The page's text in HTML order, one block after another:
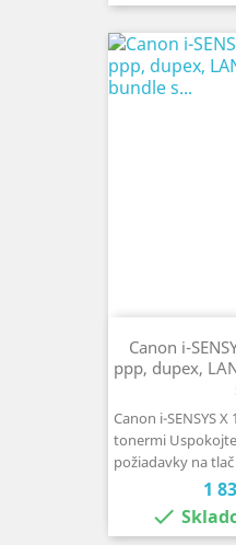
Canon i-
ppp, dupex,
Canon i-SENSYS
tonermi
požiadavky na
1
